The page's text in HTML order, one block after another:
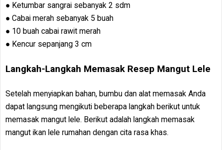
● Ketumbar sangrai sebanyak 2 sdm
● Cabai merah sebanyak 5 buah
● 10 buah cabai rawit merah
● Kencur sepanjang 3 cm
Langkah-Langkah Memasak Resep Mangut Lele
Setelah menyiapkan bahan, bumbu dan alat memasak Anda
dapat langsung mengikuti beberapa langkah berikut untuk
memasak mangut lele. Berikut adalah langkah memasak
mangut ikan lele rumahan dengan cita rasa khas.